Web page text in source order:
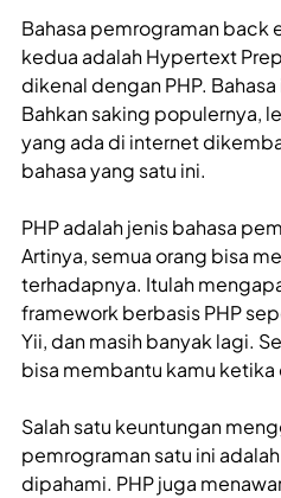
Bahasa pemrograman back
kedua adalah Hypertext
dikenal dengan PHP.
Bahkan saking populernya,
yang ada di internet
bahasa yang satu ini.
PHP adalah jenis bahasa
Artinya, semua orang bisa
terhadapnya. Itulah
framework berbasis PHP
Yii, dan masih banyak lagi.
bisa membantu kamu
Salah satu keuntungan
pemrograman satu ini
dipahami. PHP juga